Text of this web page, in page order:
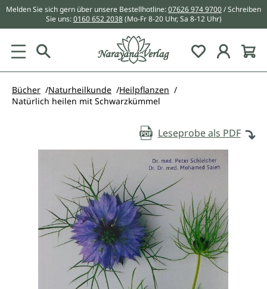
springen
Melden Sie sich gern über unsere Bestellhotline:07626 974 9700/ Schreiben
Sie uns:0160 652 2038 (Mo-Fr 8-20 Uhr, Sa 8-12 Uhr)
Du hast 0
Bücher Naturheilkunde
Heilpflanzen
Natürlich heilen mit Schwarzkümmel
Leseprobe als PDF
Bildergalerie überspringen